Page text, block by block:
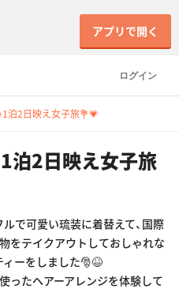
ログイン
アプリで開く
泊2日映え女子旅💐💗
泊2日映え女子旅
で可愛い琉装に着替えて、国際
をテイクアウトしておしゃれな
ーをしました🎅😆
ったヘアーアレンジを体験して